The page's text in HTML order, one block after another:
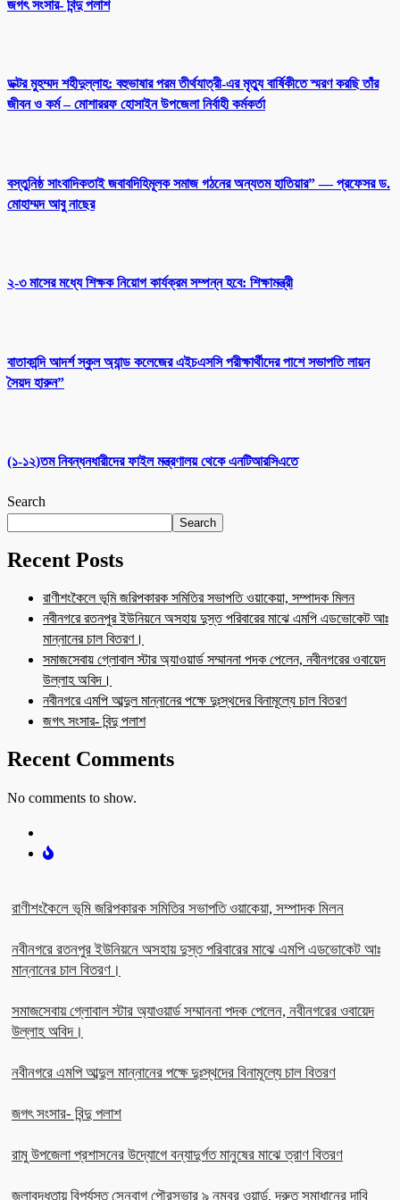
জগৎ সংসার- বিন্দু পলাশ
ডক্টর মুহম্মদ শহীদুল্লাহ: বহুভাষার পরম তীর্থযাত্রী-এর মৃত্যু বার্ষিকীতে স্মরণ করছি তাঁর
জীবন ও কর্ম – মোশাররফ হোসাইন উপজেলা নির্বাহী কর্মকর্তা
বস্তুনিষ্ঠ সাংবাদিকতাই জবাবদিহিমূলক সমাজ গঠনের অন্যতম হাতিয়ার” — প্রফেসর ড.
মোহাম্মদ আবু নাছের
২-৩ মাসের মধ্যে শিক্ষক নিয়োগ কার্যক্রম সম্পন্ন হবে: শিক্ষামন্ত্রী
বাতাকান্দি আদর্শ স্কুল অ্যান্ড কলেজের এইচএসসি পরীক্ষার্থীদের পাশে সভাপতি লায়ন
সৈয়দ হারুন”
(১-১২)তম নিবন্ধনধারীদের ফাইল মন্ত্রণালয় থেকে এনটিআরসিএতে
Search
Search
Recent Posts
রাণীশংকৈলে ভূমি জরিপকারক সমিতির সভাপতি ওয়াকেয়া, সম্পাদক মিলন
নবীনগরে রতনপুর ইউনিয়নে অসহায় দুস্ত পরিবারের মাঝে এমপি এডভোকেট আঃ
মান্নানের চাল বিতরণ।
সমাজসেবায় গ্লোবাল স্টার অ্যাওয়ার্ড সম্মাননা পদক পেলেন, নবীনগরের ওবায়েদ
উল্লাহ অবিদ।
নবীনগরে এমপি আব্দুল মান্নানের পক্ষে দুঃস্থদের বিনামূল্যে চাল বিতরণ
জগৎ সংসার- বিন্দু পলাশ
Recent Comments
No comments to show.
রাণীশংকৈলে ভূমি জরিপকারক সমিতির সভাপতি ওয়াকেয়া, সম্পাদক মিলন
নবীনগরে রতনপুর ইউনিয়নে অসহায় দুস্ত পরিবারের মাঝে এমপি এডভোকেট আঃ
মান্নানের চাল বিতরণ।
সমাজসেবায় গ্লোবাল স্টার অ্যাওয়ার্ড সম্মাননা পদক পেলেন, নবীনগরের ওবায়েদ
উল্লাহ অবিদ।
নবীনগরে এমপি আব্দুল মান্নানের পক্ষে দুঃস্থদের বিনামূল্যে চাল বিতরণ
জগৎ সংসার- বিন্দু পলাশ
রামু উপজেলা প্রশাসনের উদ্যোগে বন্যাদুর্গত মানুষের মাঝে ত্রাণ বিতরণ
জলাবদ্ধতায় বিপর্যস্ত সেনবাগ পৌরসভার ৯ নম্বর ওয়ার্ড, দ্রুত সমাধানের দাবি